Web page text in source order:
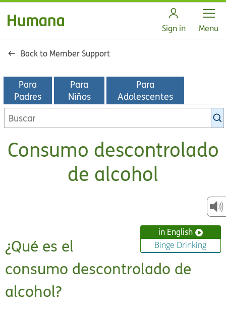
Sign in Open
Menu
Back to Member Support
Para
Padres
Para
Niños
Para
Adolescentes
Buscar
en
biblioteca
Consumo descontrolado
de alcohol
in English
Binge Drinking
¿Qué es el
consumo descontrolado de
alcohol?